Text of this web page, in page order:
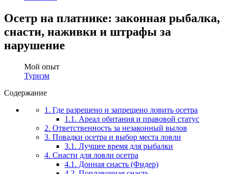
Осетр на платнике: законная рыбалка,
снасти, наживки и штрафы за
нарушение
Мой опыт
Туризм
Содержание
1. Где разрешено и запрещено ловить осетра
1.1. Ареал обитания и правовой статус
2. Ответственность за незаконный вылов
3. Повадки осетра и выбор места ловли
3.1. Лучшее время для рыбалки
4. Снасти для ловли осетра
4.1. Донная снасть (Фидер)